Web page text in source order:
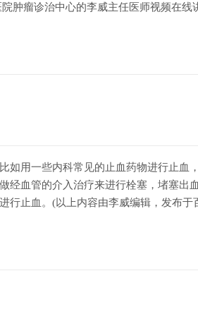
肿瘤诊治中心的李威主任医师视频在线
如用一些内科常见的止血药物进行止血
经血管的介入治疗来进行栓塞，堵塞出
行止血。(以上内容由李威编辑，发布于